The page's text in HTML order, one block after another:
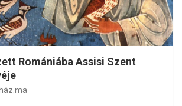
Romániába Assisi Szent